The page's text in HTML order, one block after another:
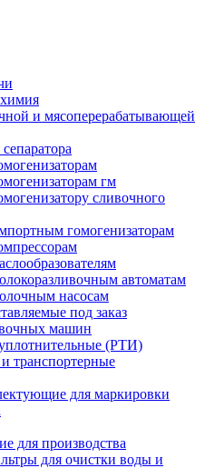
и мясоперерабатывающей
гм
сливочного
гомогенизаторам
автоматам
насосам
под заказ
машин
(РТИ)
транспортерные
для маркировки
для производства
для очистки воды и